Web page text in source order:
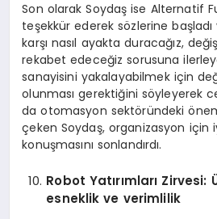
Son olarak Soydaş ise Alternatif
teşekkür ederek sözlerine başladı
karşı nasıl ayakta duracağız,
rekabet edeceğiz sorusuna
sanayisini yakalayabilmek için
olunması gerektiğini söyleyerek
da otomasyon sektöründeki
çeken Soydaş, organizasyon için
konuşmasını sonlandırdı.
Robot Yatırımları Zirvesi:
esneklik ve verimlilik